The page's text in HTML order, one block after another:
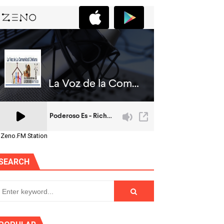
Station